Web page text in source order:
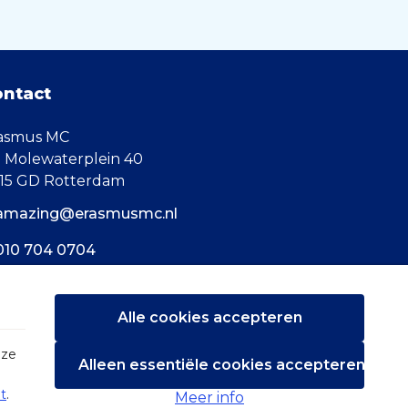
MC
Molewaterplein 40
GD Rotterdam
704 0704
.
Alle cookies accepteren
Alleen essentiële cookies accepteren
Meer info